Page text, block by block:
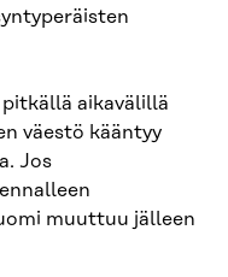
aikavälillä
väestö kääntyy
Jos
muuttuu jälleen